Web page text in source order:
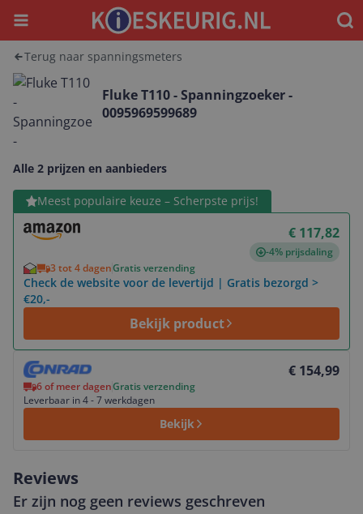
Menu
Terug naar spanningsmeters
Fluke T110 - Spanningzoeker -
0095969599689
Alle 2 prijzen en aanbieders
Meest populaire keuze – Scherpste prijs!
€ 117,82
-4% prijsdaling
3 tot 4 dagenGratis verzending
Check de website voor de levertijd | Gratis bezorgd >
€20,-
Bekijk product
Bekijk product
€ 154,99
6 of meer dagenGratis verzending
Leverbaar in 4 - 7 werkdagen
Bekijk
Bekijk product
Reviews
Er zijn nog geen reviews geschreven